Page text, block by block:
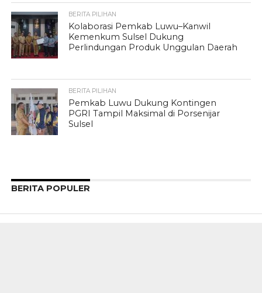
BERITA PILIHAN
Kolaborasi Pemkab Luwu–Kanwil
Kemenkum Sulsel Dukung
Perlindungan Produk Unggulan Daerah
BERITA PILIHAN
Pemkab Luwu Dukung Kontingen
PGRI Tampil Maksimal di Porsenijar
Sulsel
BERITA POPULER